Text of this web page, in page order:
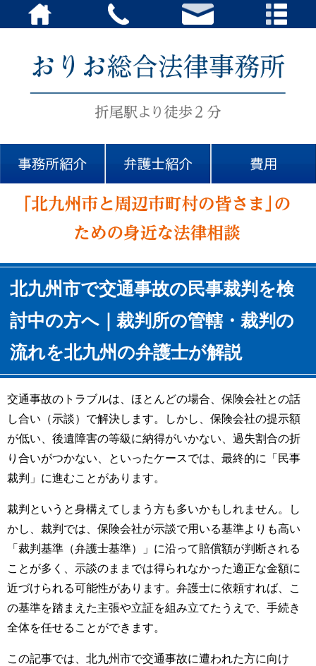
北九州市で交通事故の民事裁判を検
討中の方へ｜裁判所の管轄・裁判の
流れを北九州の弁護士が解説
交通事故のトラブルは、ほとんどの場合、保険会社との話
し合い（示談）で解決します。しかし、保険会社の提示額
が低い、後遺障害の等級に納得がいかない、過失割合の折
り合いがつかない、といったケースでは、最終的に「民事
裁判」に進むことがあります。
裁判というと身構えてしまう方も多いかもしれません。し
かし、裁判では、保険会社が示談で用いる基準よりも高い
「裁判基準（弁護士基準）」に沿って賠償額が判断される
ことが多く、示談のままでは得られなかった適正な金額に
近づけられる可能性があります。弁護士に依頼すれば、こ
の基準を踏まえた主張や立証を組み立てたうえで、手続き
全体を任せることができます。
この記事では、北九州市で交通事故に遭われた方に向け